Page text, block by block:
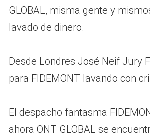
GLOBAL, misma gente y
lavado de dinero.
Desde Londres José Neif Jury
para FIDEMONT lavando con
El despacho fantasma
ahora ONT GLOBAL se